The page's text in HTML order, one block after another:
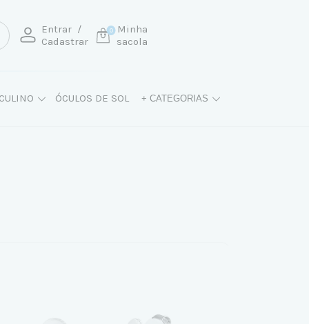
Entrar /
Cadastrar
Minha
sacola
0
ÓCULOS DE SOL + CATEGORIAS